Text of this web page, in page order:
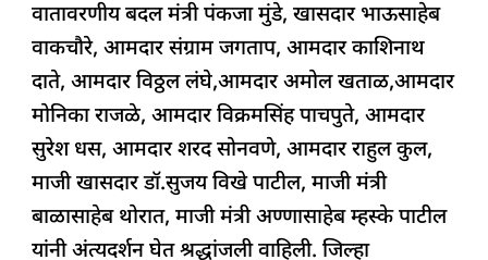
वातावरणीय बदल मंत्री पंकजा मुंडे, खासदार भाऊसाहेब
वाकचौरे, आमदार संग्राम जगताप, आमदार काशिनाथ
दाते, आमदार विठ्ठल लंघे,आमदार अमोल खताळ,आमदार
मोनिका राजळे, आमदार विक्रमसिंह पाचपुते, आमदार
सुरेश धस, आमदार शरद सोनवणे, आमदार राहुल कुल,
माजी खासदार डॉ.सुजय विखे पाटील, माजी मंत्री
बाळासाहेब थोरात, माजी मंत्री अण्णासाहेब म्हस्के पाटील
यांनी अंत्यदर्शन घेत श्रद्धांजली वाहिली. जिल्हा